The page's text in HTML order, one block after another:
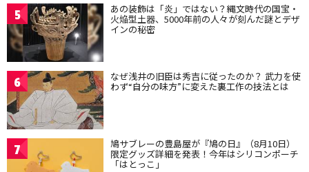
5 あの装飾は「炎」ではない？縄文時代の国宝・
火焔型土器、5000年前の人々が刻んだ謎とデザ
インの秘密
6 なぜ浅井の旧臣は秀吉に従ったのか？ 武力を使
わず“自分の味方”に変えた裏工作の技法とは
7 鳩サブレーの豊島屋が『鳩の日』（8月10日）
限定グッズ詳細を発表！今年はシリコンポーチ
「はとっこ」